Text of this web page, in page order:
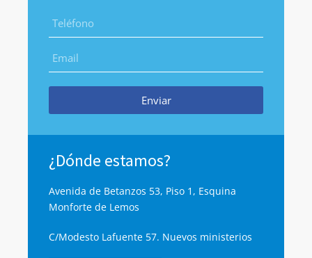
Enviar
¿Dónde estamos?
Avenida de Betanzos 53, Piso 1, Esquina
Monforte de Lemos
C/Modesto Lafuente 57. Nuevos ministerios